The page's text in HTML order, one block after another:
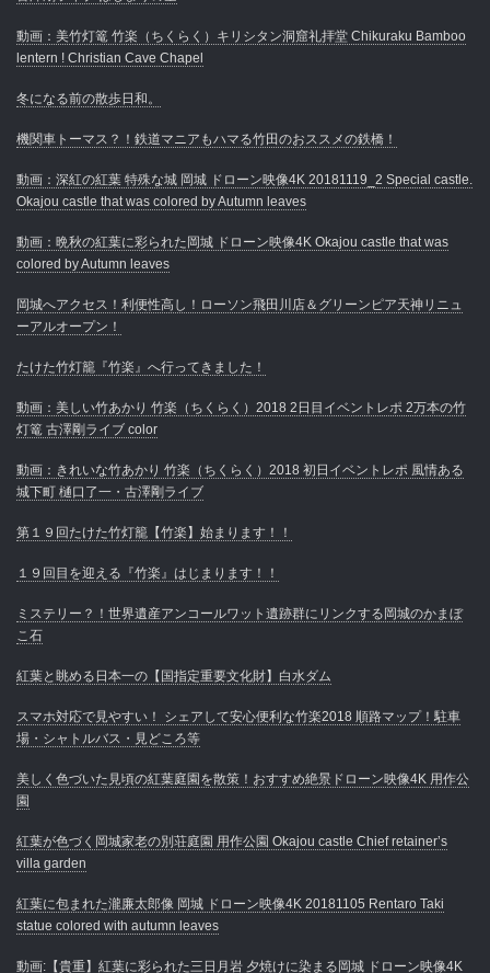
動画：美竹灯篭 竹楽（ちくらく）キリシタン洞窟礼拝堂 Chikuraku Bamboo
lentern ! Christian Cave Chapel
冬になる前の散歩日和。
機関車トーマス？！鉄道マニアもハマる竹田のおススメの鉄橋！
動画：深紅の紅葉 特殊な城 岡城 ドローン映像4K 20181119_2 Special castle.
Okajou castle that was colored by Autumn leaves
動画：晩秋の紅葉に彩られた岡城 ドローン映像4K Okajou castle that was
colored by Autumn leaves
岡城へアクセス！利便性高し！ローソン飛田川店＆グリーンピア天神リニュ
ーアルオープン！
たけた竹灯籠『竹楽』へ行ってきました！
動画：美しい竹あかり 竹楽（ちくらく）2018 2日目イベントレポ 2万本の竹
灯篭 古澤剛ライブ color
動画：きれいな竹あかり 竹楽（ちくらく）2018 初日イベントレポ 風情ある
城下町 樋口了一・古澤剛ライブ
第１９回たけた竹灯籠【竹楽】始まります！！
１９回目を迎える『竹楽』はじまります！！
ミステリー？！世界遺産アンコールワット遺跡群にリンクする岡城のかまぼ
こ石
紅葉と眺める日本一の【国指定重要文化財】白水ダム
スマホ対応で見やすい！ シェアして安心便利な竹楽2018 順路マップ！駐車
場・シャトルバス・見どころ等
美しく色づいた見頃の紅葉庭園を散策！おすすめ絶景ドローン映像4K 用作公
園
紅葉が色づく岡城家老の別荘庭園 用作公園 Okajou castle Chief retainer’s
villa garden
紅葉に包まれた瀧廉太郎像 岡城 ドローン映像4K 20181105 Rentaro Taki
statue colored with autumn leaves
動画:【貴重】紅葉に彩られた三日月岩 夕焼けに染まる岡城 ドローン映像4K